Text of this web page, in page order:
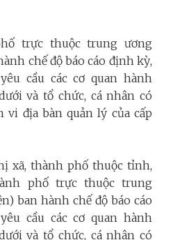
trực thuộc trung ương
chế độ báo cáo định kỳ,
cầu các cơ quan hành
và tổ chức, cá nhân có
địa bàn quản lý của cấp
xã, thành phố thuộc tỉnh,
phố trực thuộc trung
ban hành chế độ báo cáo
cầu các cơ quan hành
và tổ chức, cá nhân có